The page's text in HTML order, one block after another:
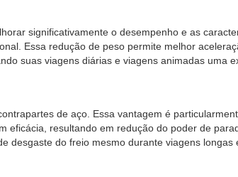
significativamente o desempenho e as
Essa redução de peso permite melhor
suas viagens diárias e viagens animadas uma
de aço. Essa vantagem é
resultando em redução do poder de
do freio mesmo durante viagens